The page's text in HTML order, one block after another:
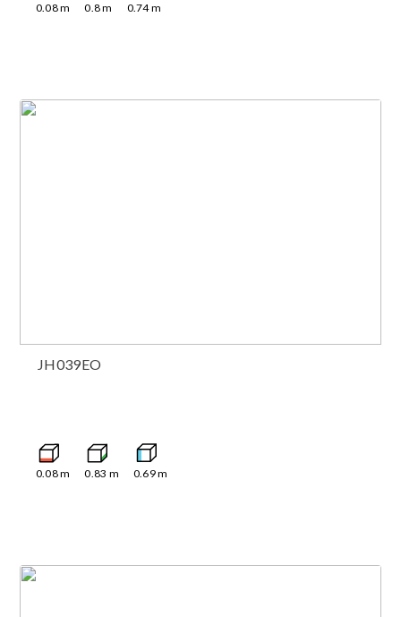
0.08m 0.8m 0.74m
JH039EO
0.08m 0.83 m 0.69m